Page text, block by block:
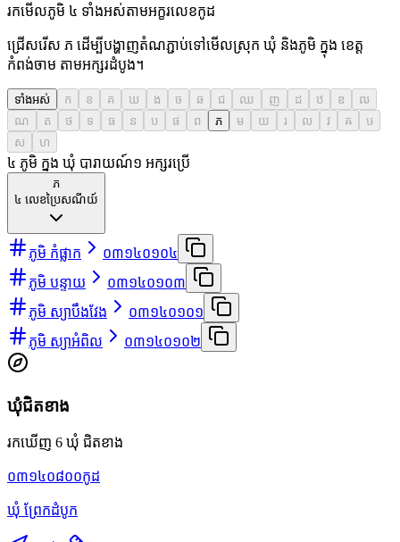
រកមើលភូមិ ៤ ទាំងអស់តាមអក្ខរលេខកូដ
ជ្រើសរើស ភ ដើម្បីបង្ហាញតំណភ្ជាប់ទៅមើលស្រុក ឃុំ និងភូមិ ក្នុង ខេត្ត
កំពង់ចាម តាមអក្សរដំបូង។
ទាំងអស់ ក ខ គ ឃ ង ច ឆ ជ ឈ ញ ដ ឋ ឌ
ឍ
ណ
ត ថ ទ ធ ន ប ផ ព ភ ម យ រ ល វ ឝ
ឞ
ស
ហ
៤ ភូមិ ក្នុង ឃុំ បារាយណ៍១ អក្សរប្រើ
ភ
៤ លេខប្រៃសណីយ៍
ភូមិ កំផ្លាក
០៣១៤០១០៤
ភូមិ បន្ទាយ
០៣១៤០១០៣
ភូមិ ស្យាបឹងវែង
០៣១៤០១០១
ភូមិ ស្យាអំពិល
០៣១៤០១០២
ឃុំជិតខាង
រកឃើញ 6 ឃុំ ជិតខាង
០៣១៤០៨០០កូដ
ឃុំ ព្រែកដំបូក